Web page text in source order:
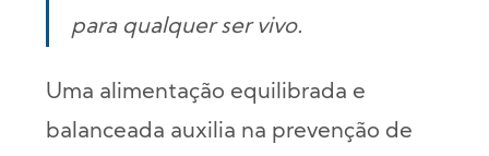
para qualquer ser vivo.
Uma alimentação equilibrada e
balanceada auxilia na prevenção de